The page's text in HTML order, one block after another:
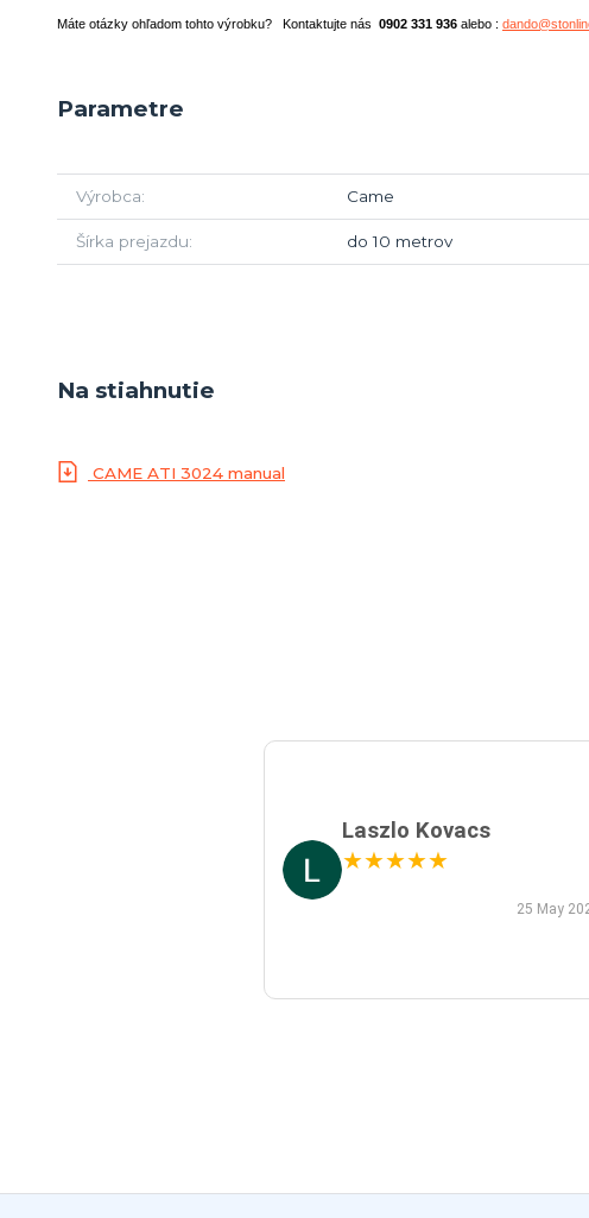
Máte otázky ohľadom tohto výrobku? Kontaktujte nás 0902 331 936 alebo :
Parametre
Výrobca Came
Šírka prejazdu do 10 metrov
Na stiahnutie
CAME ATI 3024 manual
Laszlo Kovacs
★★★★★
25 May